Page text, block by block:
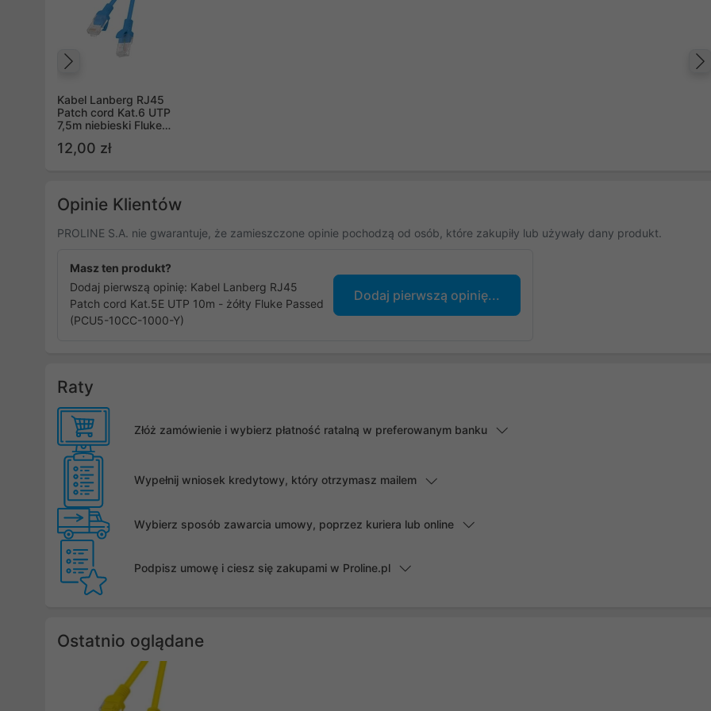
Kabel Lanberg RJ45
Patch cord Kat.6 UTP
7,5m niebieski Fluke
10CC-0750-B)
12,00 zł
Opinie Klientów
PROLINE S.A. nie gwarantuje, że zamieszczone opinie pochodzą od osób, które zakupiły lub używały dany produkt.
Masz ten produkt?
Dodaj pierwszą opinię: Kabel Lanberg RJ45
Patch cord Kat.5E UTP 10m - żółty Fluke Passed
(PCU5-10CC-1000-Y)
Dodaj pierwszą opinię...
Raty
Złóż zamówienie i wybierz płatność ratalną w preferowanym banku
Wypełnij wniosek kredytowy, który otrzymasz mailem
Wybierz sposób zawarcia umowy, poprzez kuriera lub online
Podpisz umowę i ciesz się zakupami w Proline.pl
Ostatnio oglądane